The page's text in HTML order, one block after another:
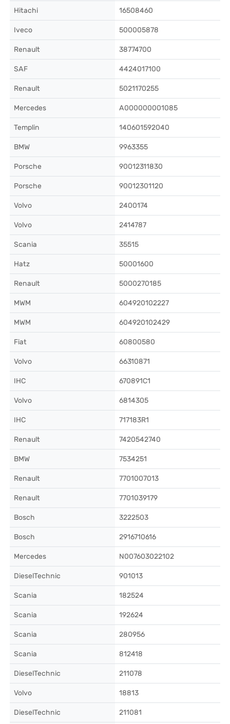
Hitachi 16508460
Iveco 500005878
Renault 38774700
SAF 4424017100
Renault 5021170255
Mercedes A000000001085
Templin 140601592040
BMW 9963355
Porsche 90012311830
Porsche 90012301120
Volvo 2400174
Volvo 2414787
Scania 35515
Hatz 50001600
Renault 5000270185
MWM 604920102227
MWM 604920102429
Fiat 60800580
Volvo 66310871
IHC 670891C1
Volvo 6814305
IHC 717183R1
Renault 7420542740
BMW 7534251
Renault 7701007013
Renault 7701039179
Bosch 3222503
Bosch 2916710616
Mercedes N007603022102
DieselTechnic 901013
Scania 182524
Scania 192624
Scania 280956
Scania 812418
DieselTechnic 211078
Volvo 18813
DieselTechnic 211081